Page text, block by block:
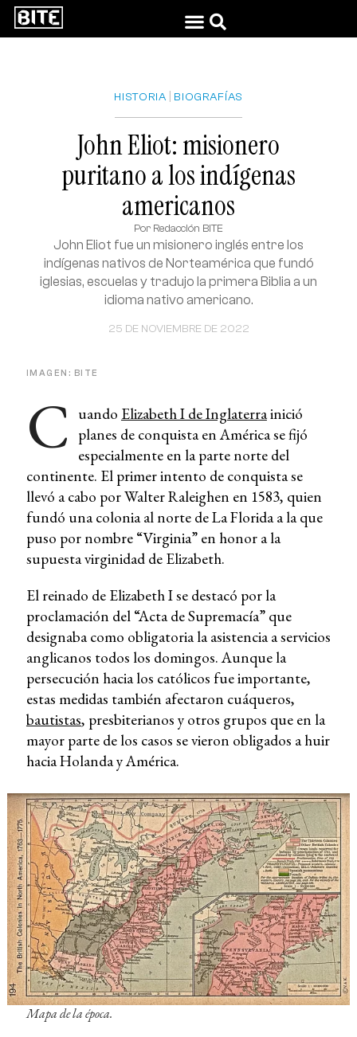
HISTORIA BIOGRAFÍAS
John Eliot: misionero
puritano a los indígenas
americanos
Por Redacción BITE
25 DE NOVIEMBRE DE 2022
John Eliot fue un misionero inglés entre los
indígenas nativos de Norteamérica que fundó
iglesias, escuelas y tradujo la primera Biblia a un
idioma nativo americano.
IMAGEN: BITE
C uando Elizabeth I de Inglaterrainició
planes de conquista en América se fijó
especialmente en la parte norte del
continente. El primer intento de conquista se
llevó a cabo por Walter Raleighen en 1583, quien
fundó una colonia al norte de La Florida a la que
puso por nombre “Virginia” en honor a la
supuesta virginidad de Elizabeth.
El reinado de Elizabeth I se destacó por la
proclamación del “Acta de Supremacía” que
designaba como obligatoria la asistencia a servicios
anglicanos todos los domingos. Aunque la
persecución hacia los católicos fue importante,
estas medidas también afectaron cuáqueros,
bautistas, presbiterianos y otros grupos que en la
mayor parte de los casos se vieron obligados a huir
hacia Holanda y América.
Mapa de la época.